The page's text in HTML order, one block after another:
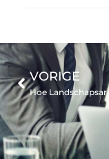
VORIGE